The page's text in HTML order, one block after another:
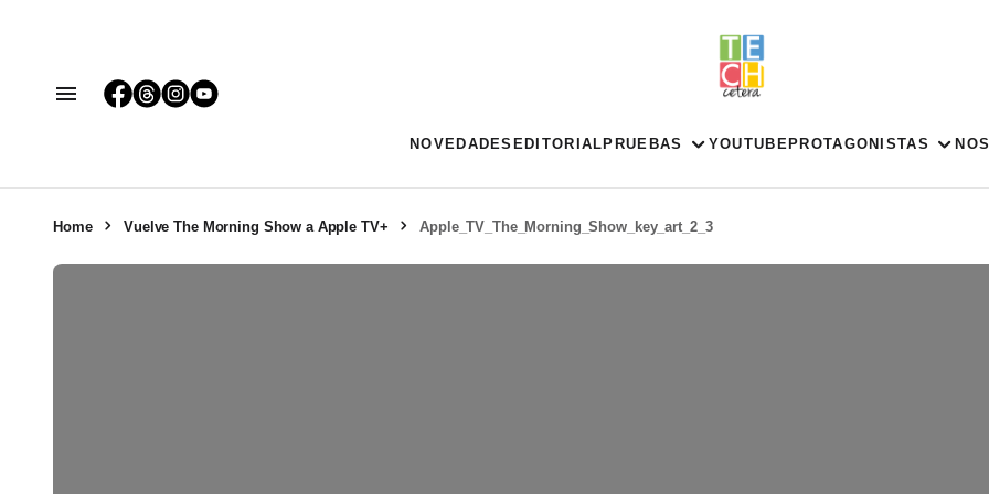
NOVEDADES EDITORIAL PRUEBAS YOUTUBE PROTAGONISTAS
Home Vuelve The Morning Show a Apple TV+ Apple_TV_The_Morning_Show_key_art_2_3